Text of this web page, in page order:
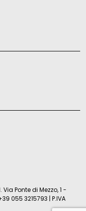
Ponte di Mezzo, 1 -
055 3215793 | P.IVA